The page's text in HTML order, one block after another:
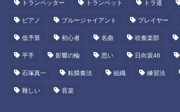
トランペッター トランペット トラ道
ピアノ ブルージャイアント プレイヤー
低予算 初心者 名曲 吹奏楽部
平手 影響の輪 思い 日向坂46
石塚真一 粘膜奏法 組織 練習法
難しい 音楽